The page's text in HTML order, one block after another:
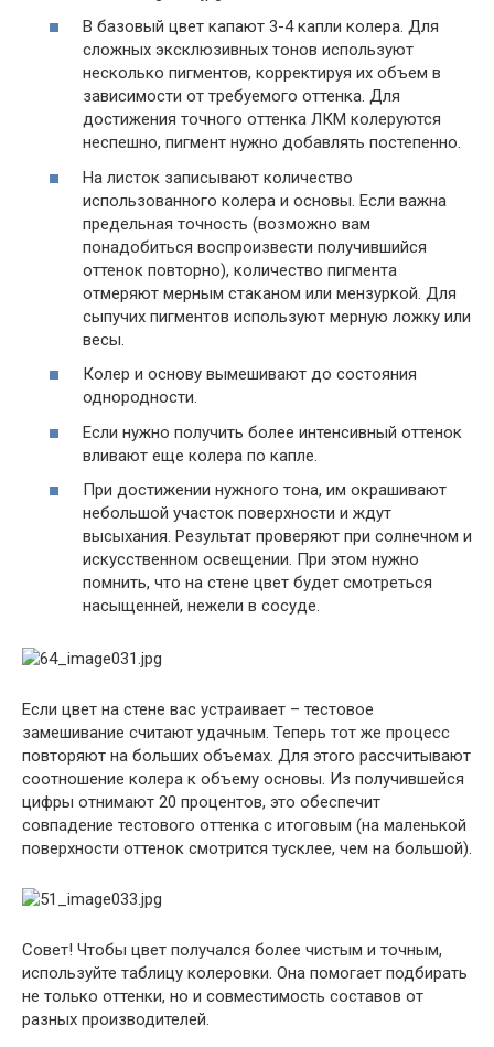
В базовый цвет капают 3-4 капли колера. Для
сложных эксклюзивных тонов используют
несколько пигментов, корректируя их объем в
зависимости от требуемого оттенка. Для
достижения точного оттенка ЛКМ колеруются
неспешно, пигмент нужно добавлять постепенно.
На листок записывают количество
использованного колера и основы. Если важна
предельная точность (возможно вам
понадобиться воспроизвести получившийся
оттенок повторно), количество пигмента
отмеряют мерным стаканом или мензуркой. Для
сыпучих пигментов используют мерную ложку или
весы.
Колер и основу вымешивают до состояния
однородности.
Если нужно получить более интенсивный оттенок
вливают еще колера по капле.
При достижении нужного тона, им окрашивают
небольшой участок поверхности и ждут
высыхания. Результат проверяют при солнечном и
искусственном освещении. При этом нужно
помнить, что на стене цвет будет смотреться
насыщенней, нежели в сосуде.
Если цвет на стене вас устраивает – тестовое
замешивание считают удачным. Теперь тот же процесс
повторяют на больших объемах. Для этого рассчитывают
соотношение колера к объему основы. Из получившейся
цифры отнимают 20 процентов, это обеспечит
совпадение тестового оттенка с итоговым (на маленькой
поверхности оттенок смотрится тусклее, чем на большой).
Совет! Чтобы цвет получался более чистым и точным,
используйте таблицу колеровки. Она помогает подбирать
не только оттенки, но и совместимость составов от
разных производителей.